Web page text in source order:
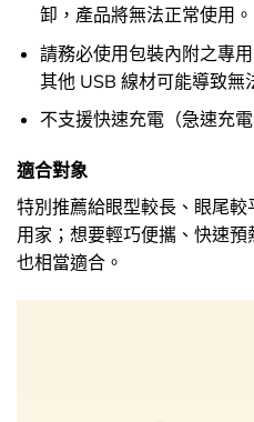
卸，產品將無法正常使用。
請務必使用包裝內附之專
其他 USB 線材可能導致無
不支援快速充電（急速充
適合對象
特別推薦給眼型較長、眼尾
用家；想要輕巧便攜、快速
也相當適合。